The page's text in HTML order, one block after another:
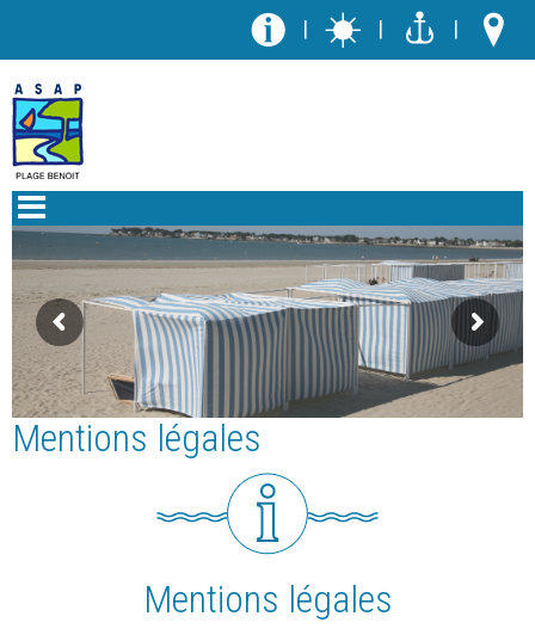
| | |
Mentions légales
Mentions légales